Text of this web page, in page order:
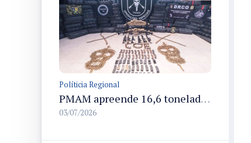
Políticia Regional
PMAM apreende 16,6 toneladas de entorpecentes e registra aumento nas prisões em flagrante e nas capturas de foragidos no primeiro semestre de 2026
03/07/2026